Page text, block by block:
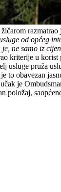
od općeg
ne samo iz
kriterije u
pruža
to obavezan
je
položaj,